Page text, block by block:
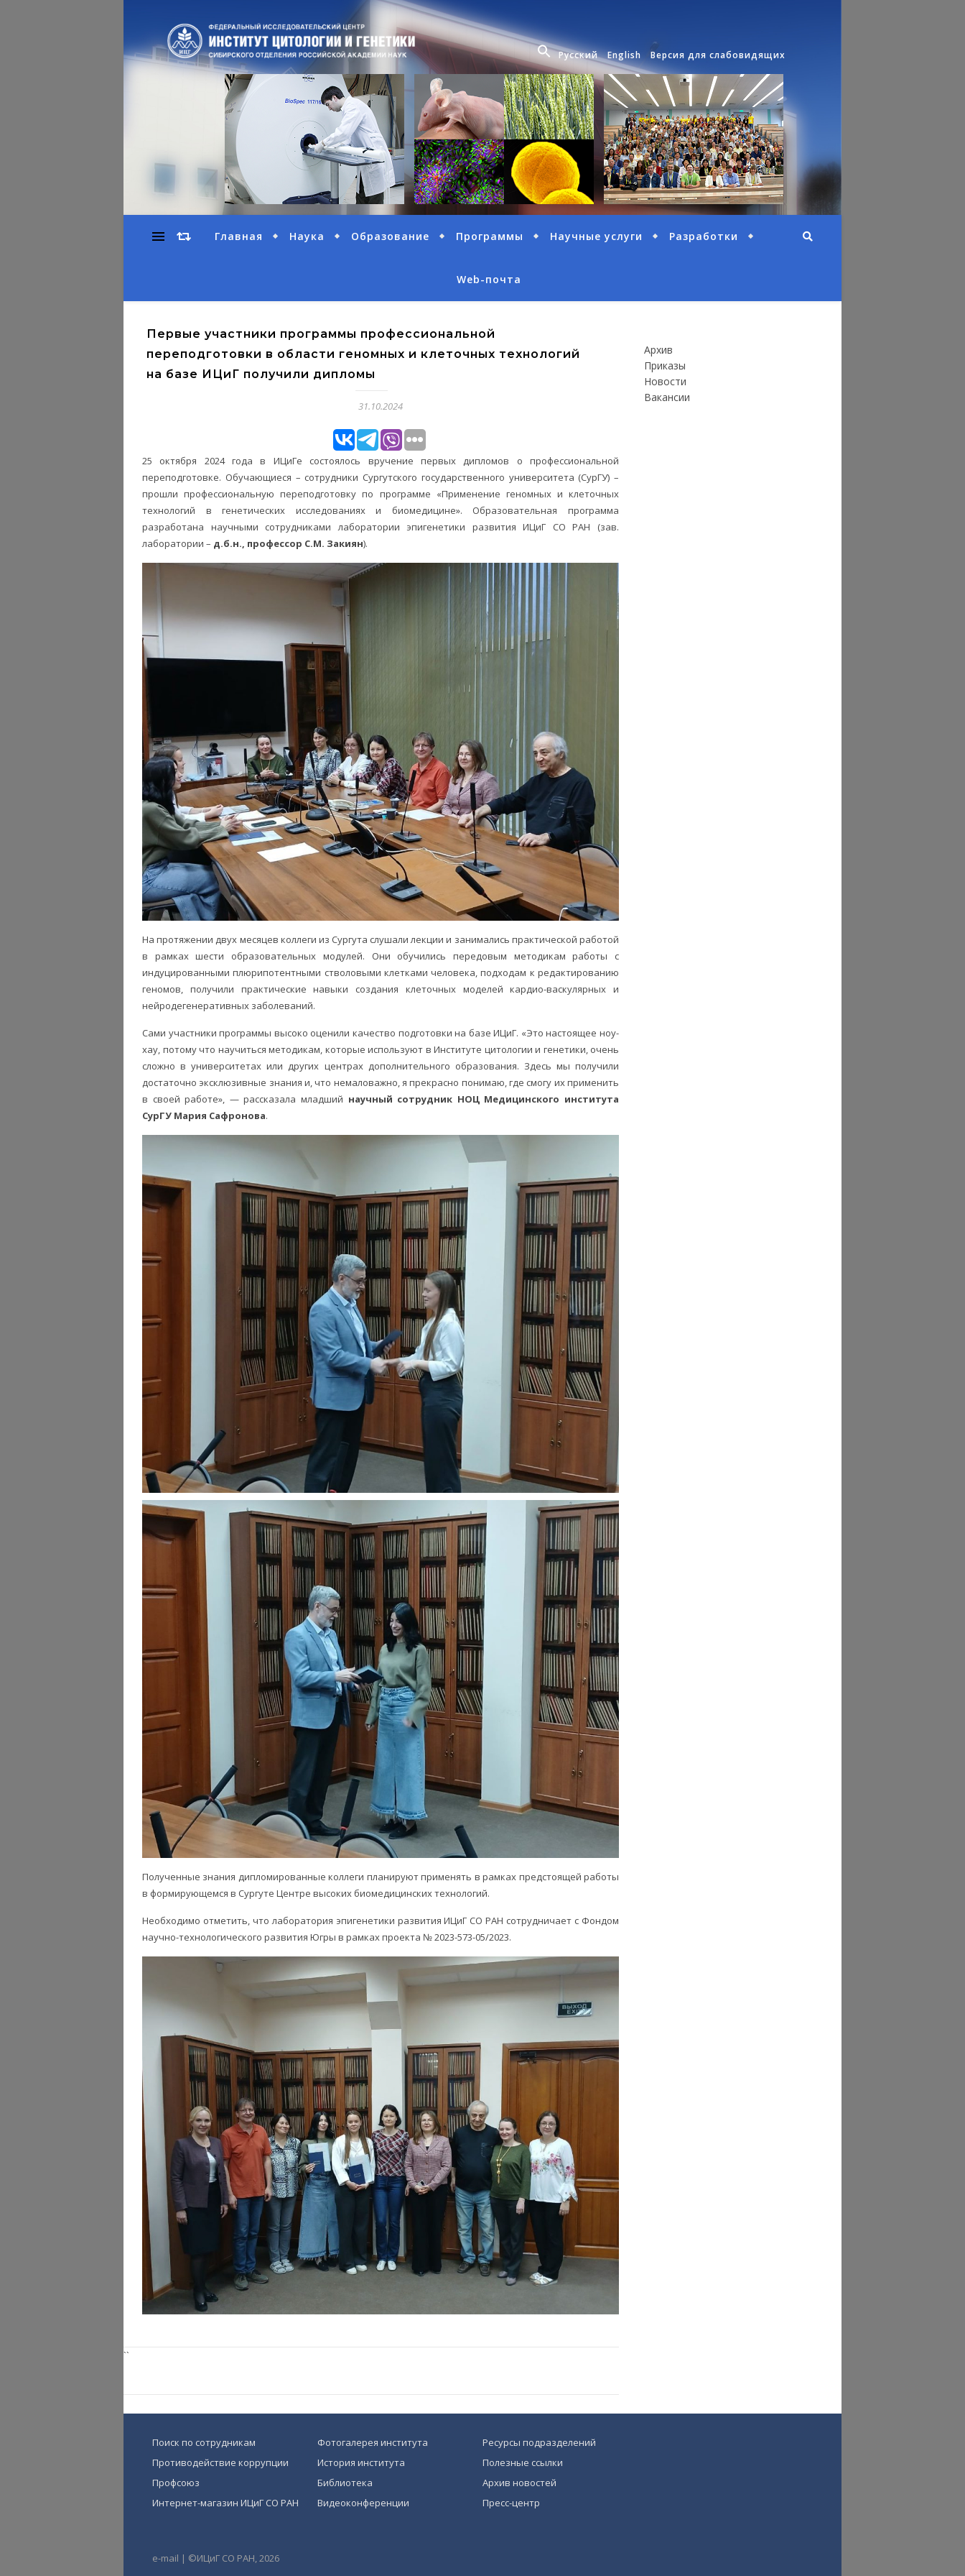
Русский English Версия для слабовидящих
Главная Наука Образование Программы Научные услуги Разработки
Web-почта
Первые участники программы профессиональной
переподготовки в области геномных и клеточных технологий
на базе ИЦиГ получили дипломы
31.10.2024
25 октября 2024 года в ИЦиГе состоялось вручение первых дипломов о профессиональной
переподготовке. Обучающиеся – сотрудники Сургутского государственного университета (СурГУ) –
прошли профессиональную переподготовку по программе «Применение геномных и клеточных
технологий в генетических исследованиях и биомедицине». Образовательная программа
разработана научными сотрудниками лаборатории эпигенетики развития ИЦиГ СО РАН (зав.
лаборатории – д.б.н., профессор С.М. Закиян).
На протяжении двух месяцев коллеги из Сургута слушали лекции и занимались практической работой
в рамках шести образовательных модулей. Они обучились передовым методикам работы с
индуцированными плюрипотентными стволовыми клетками человека, подходам к редактированию
геномов, получили практические навыки создания клеточных моделей кардио-васкулярных и
нейродегенеративных заболеваний.
Сами участники программы высоко оценили качество подготовки на базе ИЦиГ. «Это настоящее ноу-
хау, потому что научиться методикам, которые используют в Институте цитологии и генетики, очень
сложно в университетах или других центрах дополнительного образования. Здесь мы получили
достаточно эксклюзивные знания и, что немаловажно, я прекрасно понимаю, где смогу их применить
в своей работе», — рассказала младший научный сотрудник НОЦ Медицинского института
СурГУ Мария Сафронова.
Полученные знания дипломированные коллеги планируют применять в рамках предстоящей работы
в формирующемся в Сургуте Центре высоких биомедицинских технологий.
Необходимо отметить, что лаборатория эпигенетики развития ИЦиГ СО РАН сотрудничает с Фондом
научно-технологического развития Югры в рамках проекта № 2023-573-05/2023.
``
Архив
Приказы
Новости
Вакансии
Поиск по сотрудникам
Противодействие коррупции
Профсоюз
Интернет-магазин ИЦиГ СО РАН
Фотогалерея института
История института
Библиотека
Видеоконференции
Ресурсы подразделений
Полезные ссылки
Архив новостей
Пресс-центр
e-mail | ©ИЦиГ СО РАН, 2026